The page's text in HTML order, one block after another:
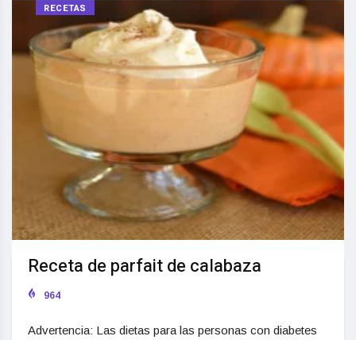
RECETAS
Receta de parfait de calabaza
964
Advertencia: Las dietas para las personas con diabetes